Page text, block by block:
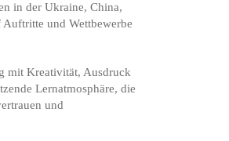
in der Ukraine, China,
und Wettbewerbe
mit Kreativität, Ausdruck
Lernatmosphäre, die
und